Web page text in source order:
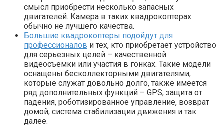
смысл приобрести несколько запасных
двигателей. Камера в таких квадрокоптерах
обычно не лучшего качества.
Большие квадрокоптеры подойдут для
профессионалов и тех, кто приобретает устройство
для серьезных целей – качественной
видеосъемки или участия в гонках. Такие модели
оснащены бесколлекторными двигателями,
которые служат довольно долго, также имеется
ряд дополнительных функций – GPS, защита от
падения, роботизированное управление, возврат
домой, система стабилизации движения и так
далее.